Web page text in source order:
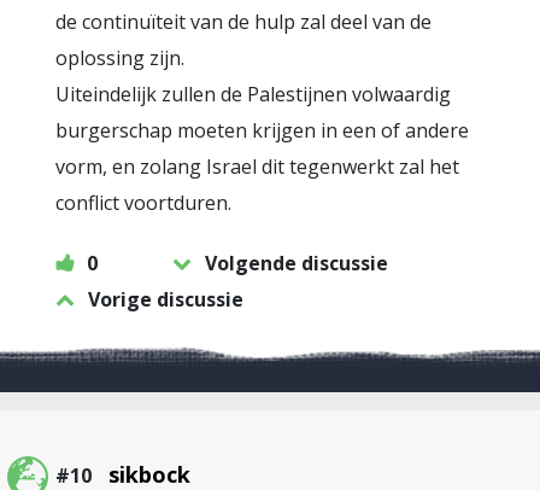
de continuïteit van de hulp zal deel van de
oplossing zijn.
Uiteindelijk zullen de Palestijnen volwaardig
burgerschap moeten krijgen in een of andere
vorm, en zolang Israel dit tegenwerkt zal het
conflict voortduren.
0
Volgende discussie
Vorige discussie
#10 sikbock